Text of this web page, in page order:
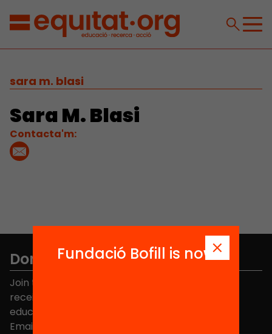
sara m. blasi
Sara M. Blasi
Contacta'm:
Don't miss anything.
Join the more than 40,000 people who already
receive news about initiatives and projects for
educational change in Catalonia.
Email address
Fundació Bofill is now